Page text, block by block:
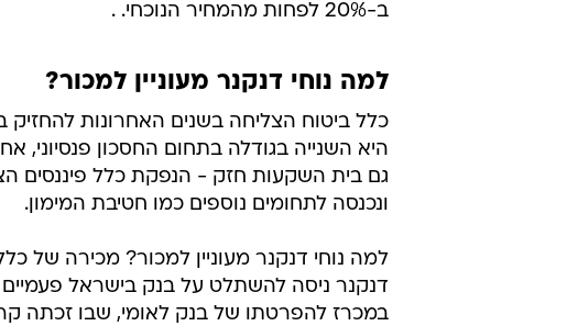
ב-20% לפחות מהמחיר הנוכחי. .
למה נוחי דנקנר מעוניין למכור?
כלל ביטוח הצליחה בשנים האחרונות להחזיק
היא השנייה בגודלה בתחום החסכון
ונכנסה לתחומים נוספים כמו חטיבת המימון.
למה נוחי דנקנר מעוניין למכור? מכירה של
דנקנר ניסה להשתלט על בנק בישראל
במכרז להפרטתו של בנק לאומי, שבו זכתה